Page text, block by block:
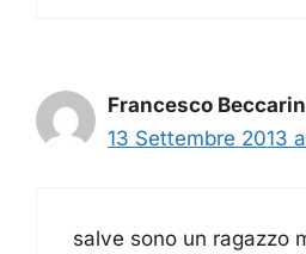
Francesco
13 Settembre 2013
salve sono un ragazzo